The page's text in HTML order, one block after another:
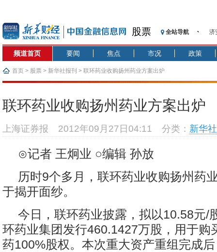
股票 全站导航
济
【
济
基
频道首页 要闻 焦点 市况 政策
首页 > 股票 > 新华社报刊 > 联环药业收购扬州药业方案出炉
联环药业收购扬州药业方案出炉
上海证券报 2012年09月27日04:11 分类： 新华
⊙记者 王炯业 ○编辑 孙放
历时9个多月，联环药业收购扬州药
于揭开面纱。
今日，联环药业披露，拟以10.58元/
环药业集团发行460.1427万股，用于购
药100%股权。本次重大资产重组完成